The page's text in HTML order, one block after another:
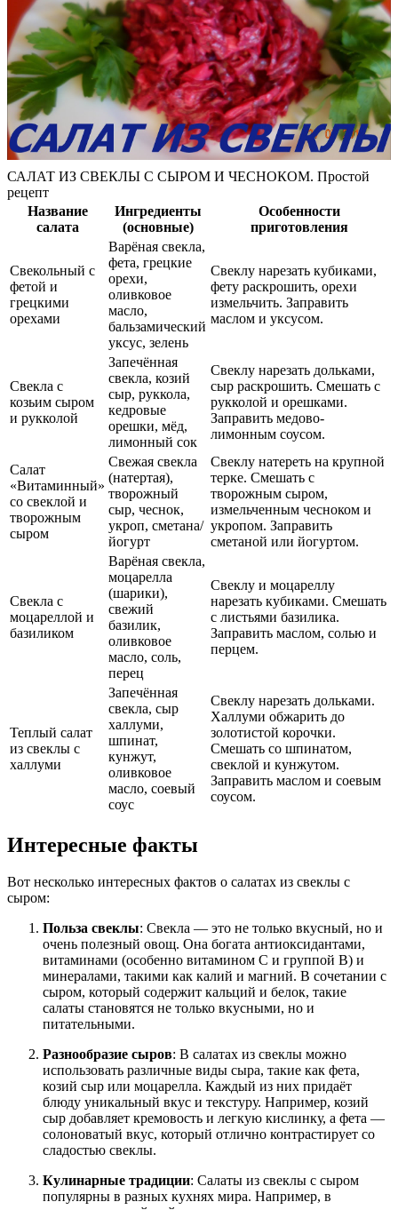
САЛАТ ИЗ СВЕКЛЫ С СЫРОМ И ЧЕСНОКОМ. Простой
рецепт
Название
салата
Ингредиенты
(основные)
Особенности
приготовления
Свекольный с
фетой и
грецкими
орехами
Варёная свекла,
фета, грецкие
орехи,
оливковое
масло,
бальзамический
уксус, зелень
Свеклу нарезать кубиками,
фету раскрошить, орехи
измельчить. Заправить
маслом и уксусом.
Свекла с
козьим сыром
и рукколой
Запечённая
свекла, козий
сыр, руккола,
кедровые
орешки, мёд,
лимонный сок
Свеклу нарезать дольками,
сыр раскрошить. Смешать с
рукколой и орешками.
Заправить медово-
лимонным соусом.
Салат
«Витаминный»
со свеклой и
творожным
сыром
Свежая свекла
(натертая),
творожный
сыр, чеснок,
укроп, сметана/
йогурт
Свеклу натереть на крупной
терке. Смешать с
творожным сыром,
измельченным чесноком и
укропом. Заправить
сметаной или йогуртом.
Свекла с
моцареллой и
базиликом
Варёная свекла,
моцарелла
(шарики),
свежий
базилик,
оливковое
масло, соль,
перец
Свеклу и моцареллу
нарезать кубиками. Смешать
с листьями базилика.
Заправить маслом, солью и
перцем.
Теплый салат
из свеклы с
халлуми
Запечённая
свекла, сыр
халлуми,
шпинат,
кунжут,
оливковое
масло, соевый
соус
Свеклу нарезать дольками.
Халлуми обжарить до
золотистой корочки.
Смешать со шпинатом,
свеклой и кунжутом.
Заправить маслом и соевым
соусом.
Интересные факты
Вот несколько интересных фактов о салатах из свеклы с
сыром:
Польза свеклы: Свекла — это не только вкусный, но и
очень полезный овощ. Она богата антиоксидантами,
витаминами (особенно витамином C и группой B) и
минералами, такими как калий и магний. В сочетании с
сыром, который содержит кальций и белок, такие
салаты становятся не только вкусными, но и
питательными.
Разнообразие сыров: В салатах из свеклы можно
использовать различные виды сыра, такие как фета,
козий сыр или моцарелла. Каждый из них придаёт
блюду уникальный вкус и текстуру. Например, козий
сыр добавляет кремовость и легкую кислинку, а фета —
солоноватый вкус, который отлично контрастирует со
сладостью свеклы.
Кулинарные традиции: Салаты из свеклы с сыром
популярны в разных кухнях мира. Например, в